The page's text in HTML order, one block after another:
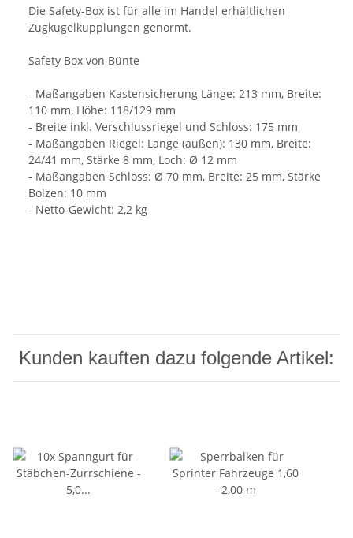
Die Safety-Box ist für alle im Handel erhältlichen
Zugkugelkupplungen genormt.
Safety Box von Bünte
- Maßangaben Kastensicherung Länge: 213 mm, Breite:
110 mm, Höhe: 118/129 mm
- Breite inkl. Verschlussriegel und Schloss: 175 mm
- Maßangaben Riegel: Länge (außen): 130 mm, Breite:
24/41 mm, Stärke 8 mm, Loch: Ø 12 mm
- Maßangaben Schloss: Ø 70 mm, Breite: 25 mm, Stärke
Bolzen: 10 mm
- Netto-Gewicht: 2,2 kg
Kunden kauften dazu folgende Artikel: